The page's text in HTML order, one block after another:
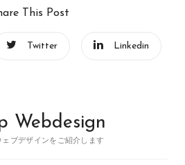
This Post
Twitter Linkedin
Webdesign
ェブデザインをご紹介します